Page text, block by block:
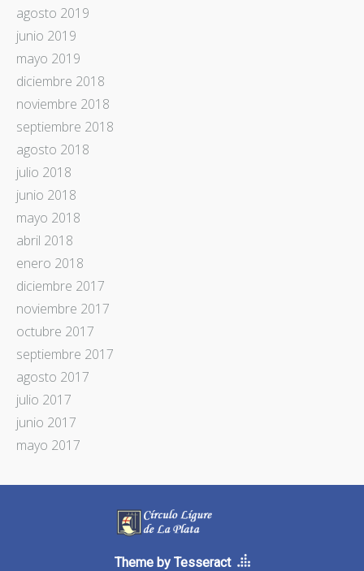
agosto 2019
junio 2019
mayo 2019
diciembre 2018
noviembre 2018
septiembre 2018
agosto 2018
julio 2018
junio 2018
mayo 2018
abril 2018
enero 2018
diciembre 2017
noviembre 2017
octubre 2017
septiembre 2017
agosto 2017
julio 2017
junio 2017
mayo 2017
Theme by Tesseract